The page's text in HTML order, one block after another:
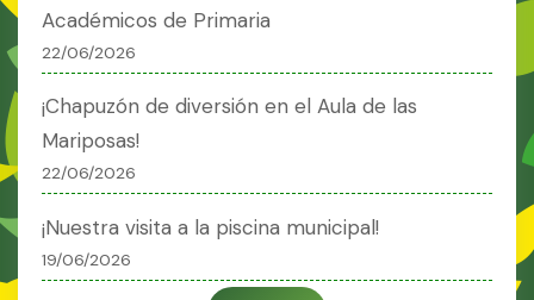
Académicos de Primaria
22/06/2026
¡Chapuzón de diversión en el Aula de las
Mariposas!
22/06/2026
¡Nuestra visita a la piscina municipal!
19/06/2026